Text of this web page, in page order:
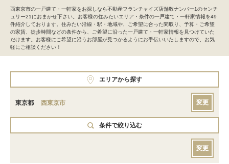
西東京市の一戸建て・一軒家をお探しなら不動産フランチャイズ店舗数ナンバー1のセンチ
ュリー21におまかせ下さい。お客様の住みたいエリア・条件の一戸建て・一軒家情報を49
件紹介しております。住みたい沿線・駅・地域や、ご希望に合った間取り、予算・ご希望
の家賃、徒歩時間などの条件から、ご希望に沿った一戸建て・一軒家情報を見つけていた
だけます。お客様にご希望に沿うお部屋が見つかるようにお手伝いいたしますので、お気
軽にご相談ください！
エリアから探す
東京都 西東京市 変更
条件で絞り込む
変更